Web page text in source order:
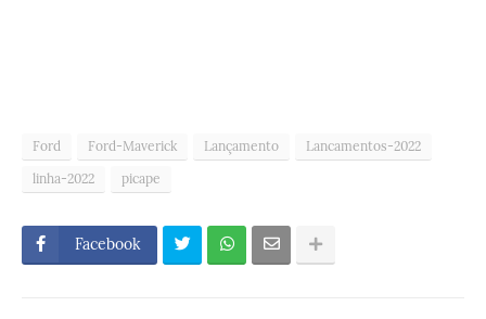
Ford Ford-Maverick Lançamento
Lancamentos-2022
linha-2022
picape
Facebook